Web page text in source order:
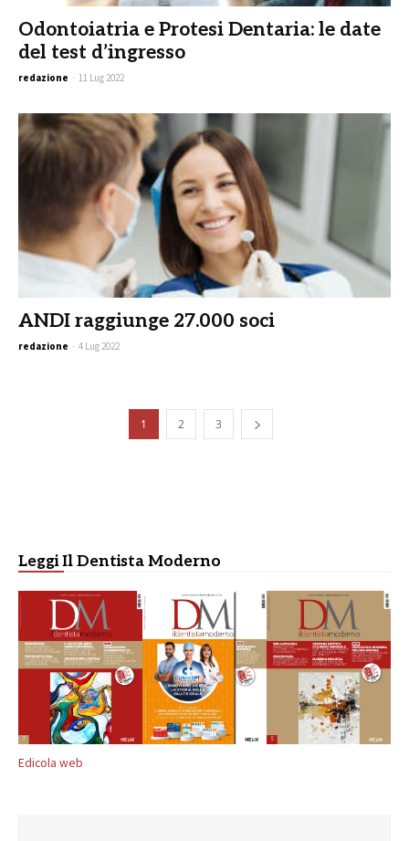
Odontoiatria e Protesi Dentaria: le date
del test d’ingresso
redazione - 11 Lug 2022
ANDI raggiunge 27.000 soci
redazione - 4 Lug 2022
1 2 3
Leggi Il Dentista Moderno
Edicola web